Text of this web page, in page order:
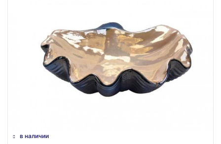
в наличии